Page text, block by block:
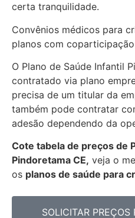
certa tranquilidade.
Convênios médicos para
planos com
O Plano de Saúde Infantil
contratado via plano
precisa de um titular da
também pode contratar
adesão dependendo da
Cote tabela de preços de
Pindoretama CE, veja o
os planos de saúde para
SOLICITAR